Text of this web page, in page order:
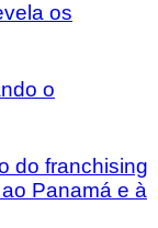
os
o
do franchising
Panamá e à